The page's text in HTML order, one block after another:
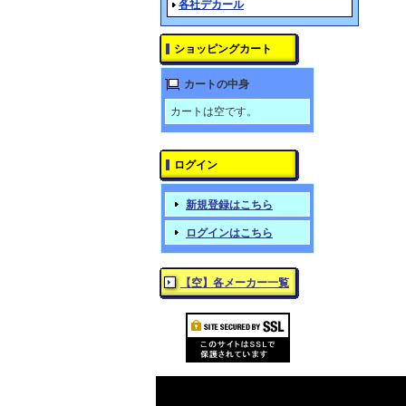
各社デカール
ショッピングカート
カートの中身
カートは空です。
ログイン
新規登録はこちら
ログインはこちら
【空】各メーカー一覧